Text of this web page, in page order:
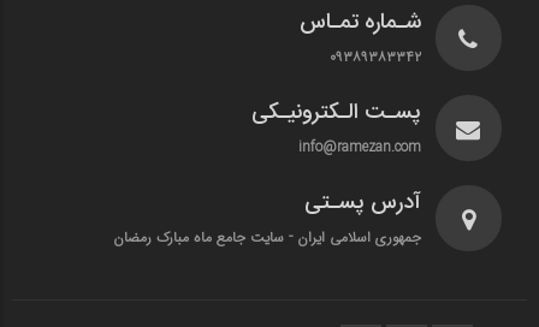
شـماره تمـاس
۰۹۳۸۹۳۸۳۳۴۲
پسـت الـکترونیـکی
info@ramezan.com
آدرس پسـتی
جمهوری اسلامی ایران - سایت جامع ماه مبارک رمضان